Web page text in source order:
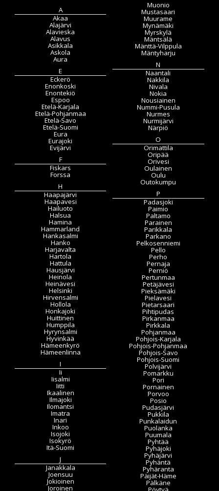
A
Akaa
Alajärvi
Alavieska
Alavus
Asikkala
Askola
Aura
E
Eckerö
Enonkoski
Enontekiö
Espoo
Etelä-Karjala
Etelä-Pohjanmaa
Etelä-Savo
Etelä-Suomi
Eura
Eurajoki
Evijärvi
F
Fiskars
Forssa
H
Haapajärvi
Haapavesi
Hailuoto
Halsua
Hamina
Hammarland
Hankasalmi
Hanko
Harjavalta
Hartola
Hattula
Hausjärvi
Heinola
Heinävesi
Helsinki
Hirvensalmi
Hollola
Honkajoki
Huittinen
Humppila
Hyrynsalmi
Hyvinkää
Hämeenkyrö
Hämeenlinna
I
Ii
Iisalmi
Iitti
Ikaalinen
Ilmajoki
Ilomantsi
Imatra
Inari
Inkoo
Isojoki
Isokyrö
Itä-Suomi
J
Janakkala
Joensuu
Jokioinen
Joroinen
Muonio
Mustasaari
Muurame
Mynämäki
Myrskylä
Mäntsälä
Mänttä-Vilppula
Mäntyharju
N
Naantali
Nakkila
Nivala
Nokia
Nousiainen
Nummi-Pusula
Nurmes
Nurmijärvi
Närpiö
O
Orimattila
Oripää
Orivesi
Oulainen
Oulu
Outokumpu
P
Padasjoki
Paimio
Paltamo
Parainen
Parikkala
Parkano
Pelkosenniemi
Pello
Perho
Pernaja
Perniö
Pertunmaa
Petäjävesi
Pieksämäki
Pielavesi
Pietarsaari
Pihtipudas
Pirkanmaa
Pirkkala
Pohjanmaa
Pohjois-Karjala
Pohjois-Pohjanmaa
Pohjois-Savo
Pohjois-Suomi
Polvijärvi
Pomarkku
Pori
Pornainen
Porvoo
Posio
Pudasjärvi
Pukkila
Punkalaidun
Puolanka
Puumala
Pyhtää
Pyhäjoki
Pyhäjärvi
Pyhäntä
Pyhäranta
Päijät-Häme
Pälkäne